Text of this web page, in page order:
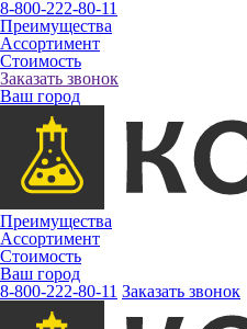
8-800-222-80-11
Преимущества
Ассортимент
Стоимость
Заказать звонок
Ваш город
Преимущества
Ассортимент
Стоимость
Ваш город
8-800-222-80-11 Заказать звонок